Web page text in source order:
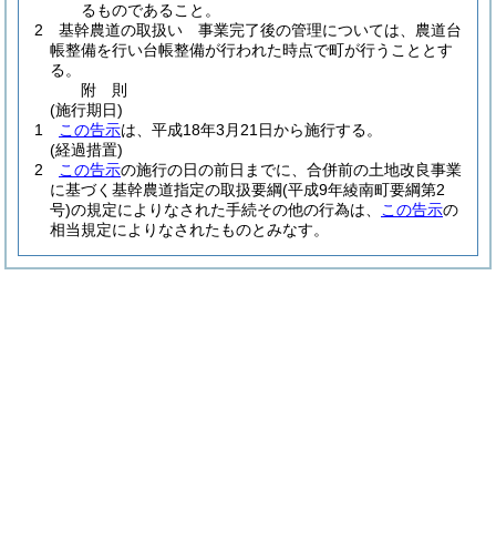
るものであること。
2 基幹農道の取扱い 事業完了後の管理については、農道台
帳整備を行い台帳整備が行われた時点で町が行うこととす
る。
附 則
(施行期日)
1
この告示は、平成18年3月21日から施行する。
(経過措置)
2
この告示の施行の日の前日までに、合併前の土地改良事業
に基づく基幹農道指定の取扱要綱(平成9年綾南町要綱第2
号)の規定によりなされた手続その他の行為は、 この告示の
相当規定によりなされたものとみなす。